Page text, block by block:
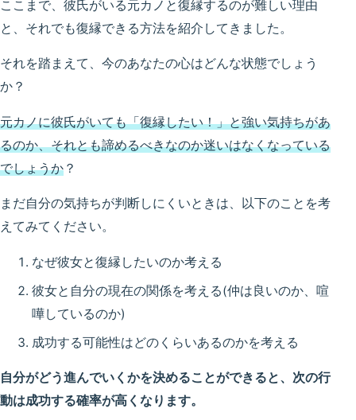
ここまで、彼氏がいる元カノと復縁するのが難しい理由
と、それでも復縁できる方法を紹介してきました。
それを踏まえて、今のあなたの心はどんな状態でしょう
か？
元カノに彼氏がいても「復縁したい！」と強い気持ちがあ
るのか、それとも諦めるべきなのか迷いはなくなっている
でしょうか ？
まだ自分の気持ちが判断しにくいときは、以下のことを考
えてみてください。
なぜ彼女と復縁したいのか考える
彼女と自分の現在の関係を考える(仲は良いのか、喧
嘩しているのか)
成功する可能性はどのくらいあるのかを考える
自分がどう進んでいくかを決めることができると、次の行
動は成功する確率が高くなります。